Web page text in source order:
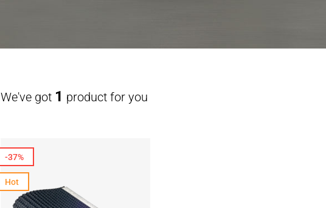
We've got 1 product for you
-37%
Hot